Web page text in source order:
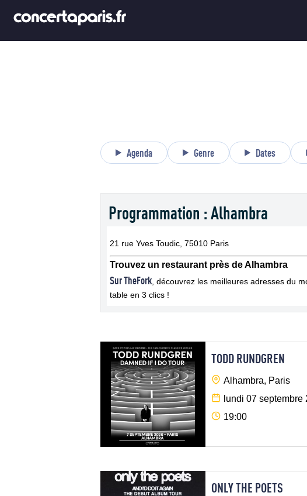
Agenda Genre Dates
Programmation : Alhambra
21 rue Yves Toudic, 75010 Paris
Trouvez un restaurant près de Alhambra
Sur TheFork , découvrez les meilleures adresses du
table en 3 clics !
TODD RUNDGREN
Alhambra, Paris
lundi 07 septembre
19:00
ONLY THE POETS